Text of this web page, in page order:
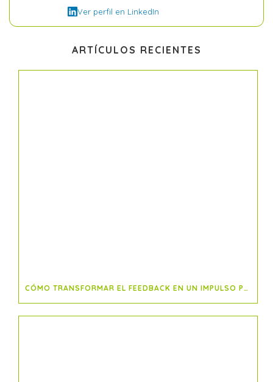
Ver perfil en LinkedIn
ARTÍCULOS RECIENTES
CÓMO TRANSFORMAR EL FEEDBACK EN UN IMPULSO PARA EL ÉXITO DE PROYECTOS